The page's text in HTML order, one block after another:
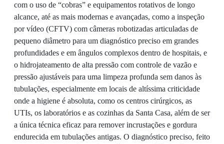
com o uso de “cobras” e equipamentos rotativos de longo
alcance, até as mais modernas e avançadas, como a inspeção
por vídeo (CFTV) com câmeras robotizadas articuladas de
pequeno diâmetro para um diagnóstico preciso em grandes
profundidades e em ângulos complexos dentro de hospitais, e
o hidrojateamento de alta pressão com controle de vazão e
pressão ajustáveis para uma limpeza profunda sem danos às
tubulações, especialmente em locais de altíssima criticidade
onde a higiene é absoluta, como os centros cirúrgicos, as
UTIs, os laboratórios e as cozinhas da Santa Casa, além de ser
a única técnica eficaz para remover incrustações e gordura
endurecida em tubulações antigas. O diagnóstico preciso, feito